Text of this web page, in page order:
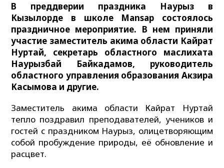
В преддверии праздника Наурыз в
Кызылорде в школе Mansap состоялось
праздничное мероприятие. В нем приняли
участие заместитель акима области Кайрат
Нуртай, секретарь областного маслихата
Наурызбай Байкадамов, руководитель
областного управления образования Акзира
Касымова и другие.
Заместитель акима области Кайрат Нуртай
тепло поздравил преподавателей, учеников и
гостей с праздником Наурыз, олицетворяющим
собой пробуждение природы, её обновление и
расцвет.